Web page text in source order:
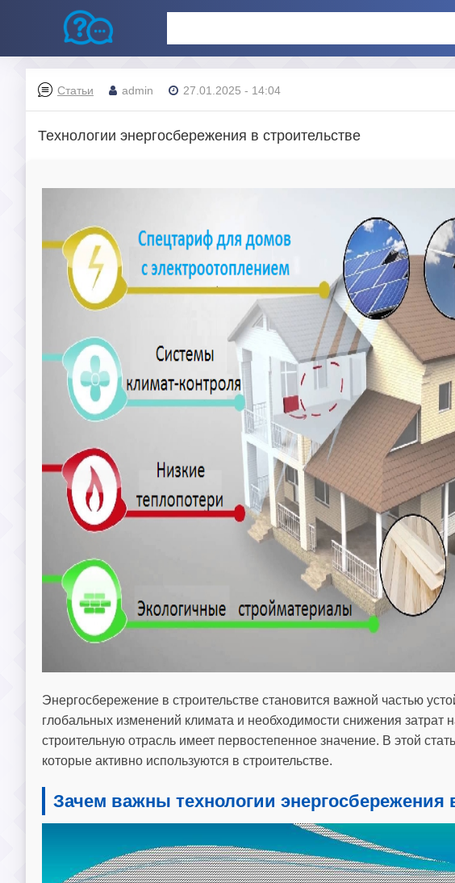
Статьи admin 27.01.2025 - 14:04
Технологии энергосбережения в строительстве
Энергосбережение в строительстве становится важной частью
глобальных изменений климата и необходимости снижения
строительную отрасль имеет первостепенное значение. В этой
которые активно используются в строительстве.
Зачем важны технологии энергосбережения